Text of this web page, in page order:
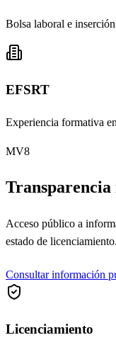
Bolsa laboral e
EFSRT
Experiencia formativa
MV8
Acceso público a
estado de licenciamiento.
Consultar información
Licenciamiento